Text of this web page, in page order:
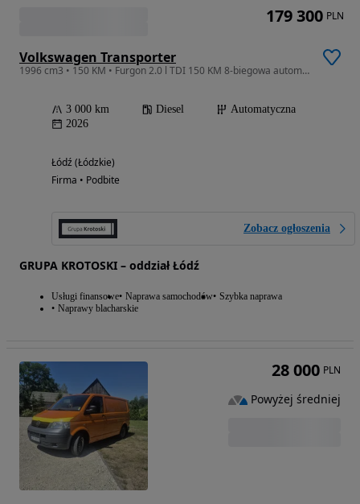
Volkswagen Transporter
1996 cm3 • 150 KM • Furgon 2.0 l TDI 150 KM 8-biegowa automatyczna DEMO!
3 000 km Diesel
Automatyczna
2026
Łódź (Łódzkie)
Firma • Podbite
Zobacz ogłoszenia
GRUPA KROTOSKI – oddział Łódź
Usługi finansowe Naprawa samochodów Szybka naprawa
Naprawy blacharskie
179 300 PLN
28 000 PLN
Powyżej średniej